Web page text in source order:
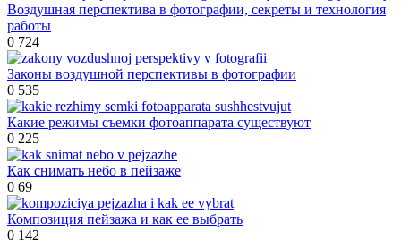
Воздушная перспектива в фотографии, секреты и технология
работы
0 724
Законы воздушной перспективы в фотографии
0 535
Какие режимы съемки фотоаппарата существуют
0 225
Как снимать небо в пейзаже
0 69
Композиция пейзажа и как ее выбрать
0 142